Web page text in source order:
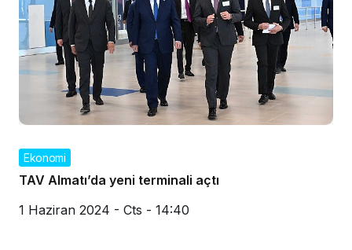
Ekonomi
TAV Almatı’da yeni terminali açtı
1 Haziran 2024 - Cts - 14:40